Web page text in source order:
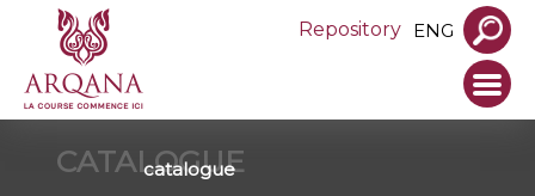
Repository ENG
CATALOGUE
catalogue